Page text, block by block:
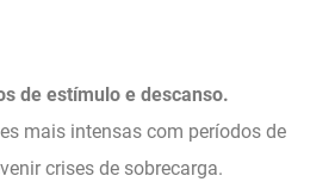
de estímulo e descanso.
mais intensas com períodos de
crises de sobrecarga.